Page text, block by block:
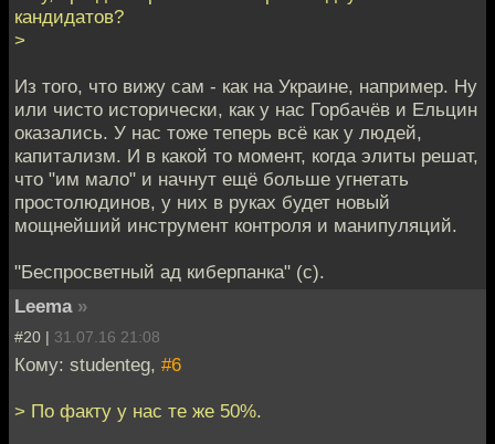
кандидатов?
>
Из того, что вижу сам - как на Украине, например. Ну
или чисто исторически, как у нас Горбачёв и Ельцин
оказались. У нас тоже теперь всё как у людей,
капитализм. И в какой то момент, когда элиты решат,
что "им мало" и начнут ещё больше угнетать
простолюдинов, у них в руках будет новый
мощнейший инструмент контроля и манипуляций.
"Беспросветный ад киберпанка" (с).
Leema »
#20 | 31.07.16 21:08
Кому: studenteg, #6
> По факту у нас те же 50%.